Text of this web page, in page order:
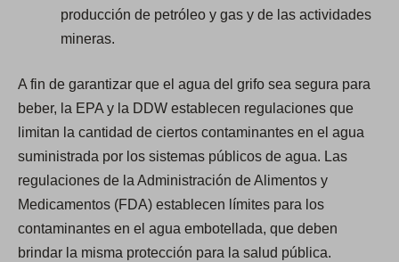
producción de petróleo y gas y de las actividades
mineras.
A fin de garantizar que el agua del grifo sea segura para
beber, la EPA y la DDW establecen regulaciones que
limitan la cantidad de ciertos contaminantes en el agua
suministrada por los sistemas públicos de agua. Las
regulaciones de la Administración de Alimentos y
Medicamentos (FDA) establecen límites para los
contaminantes en el agua embotellada, que deben
brindar la misma protección para la salud pública.